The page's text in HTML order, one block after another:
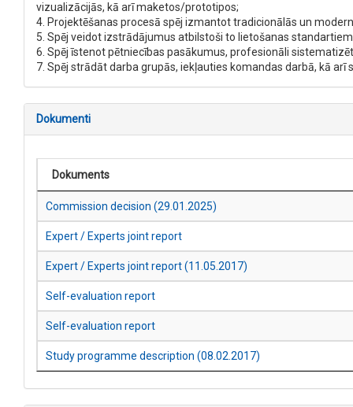
vizualizācijās, kā arī maketos/prototipos;
4. Projektēšanas procesā spēj izmantot tradicionālās un
5. Spēj veidot izstrādājumus atbilstoši to lietošanas
6. Spēj īstenot pētniecības pasākumus, profesionāli
7. Spēj strādāt darba grupās, iekļauties komandas darbā, kā
Dokumenti
Dokuments
Commission decision (29.01.2025)
Expert / Experts joint report
Expert / Experts joint report (11.05.2017)
Self-evaluation report
Self-evaluation report
Study programme description (08.02.2017)